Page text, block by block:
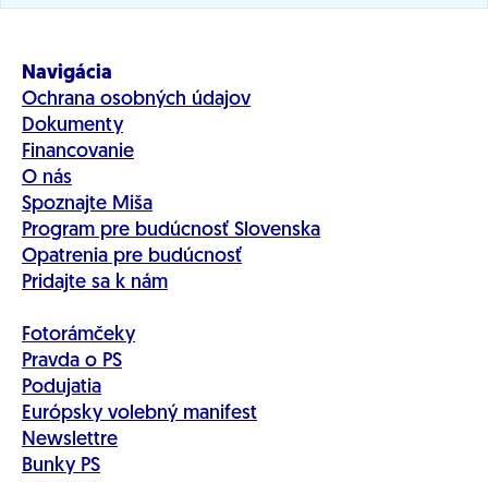
Navigácia
Ochrana osobných údajov
Dokumenty
Financovanie
O nás
Spoznajte Miša
Program pre budúcnosť Slovenska
Opatrenia pre budúcnosť
Pridajte sa k nám
Fotorámčeky
Pravda o PS
Podujatia
Európsky volebný manifest
Newslettre
Bunky PS